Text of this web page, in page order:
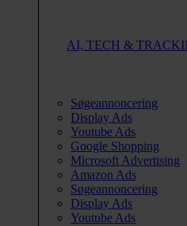
AI, TECH &
Søgeannoncering
Display Ads
Youtube Ads
Google Shopping
Microsoft Advertising
Amazon Ads
Søgeannoncering
Display Ads
Youtube Ads